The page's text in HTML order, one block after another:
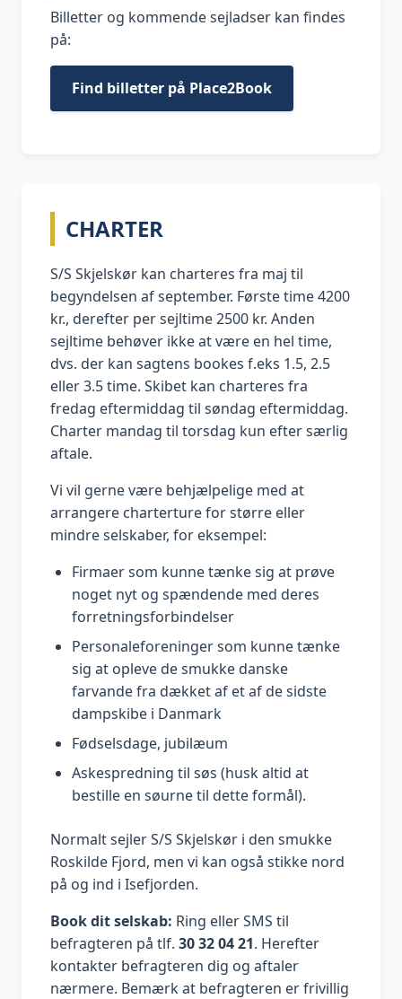
Billetter og kommende sejladser kan findes
på:
Find billetter på Place2Book
CHARTER
S/S Skjelskør kan charteres fra maj til
begyndelsen af september. Første time 4200
kr., derefter per sejltime 2500 kr. Anden
sejltime behøver ikke at være en hel time,
dvs. der kan sagtens bookes f.eks 1.5, 2.5
eller 3.5 time. Skibet kan charteres fra
fredag eftermiddag til søndag eftermiddag.
Charter mandag til torsdag kun efter særlig
aftale.
Vi vil gerne være behjælpelige med at
arrangere charterture for større eller
mindre selskaber, for eksempel:
Firmaer som kunne tænke sig at prøve
noget nyt og spændende med deres
forretningsforbindelser
Personaleforeninger som kunne tænke
sig at opleve de smukke danske
farvande fra dækket af et af de sidste
dampskibe i Danmark
Fødselsdage, jubilæum
Askespredning til søs (husk altid at
bestille en søurne til dette formål).
Normalt sejler S/S Skjelskør i den smukke
Roskilde Fjord, men vi kan også stikke nord
på og ind i Isefjorden.
Book dit selskab: Ring eller SMS til
befragteren på tlf. 30 32 04 21. Herefter
kontakter befragteren dig og aftaler
nærmere. Bemærk at befragteren er frivillig